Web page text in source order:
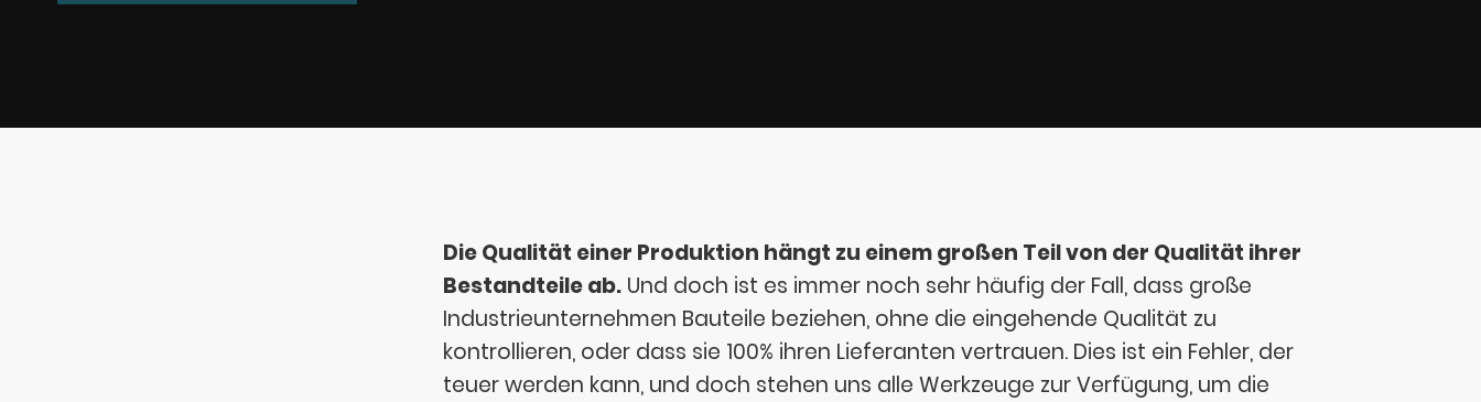
Die Qualität einer Produktion hängt zu einem großen Teil von der Qualität ihrer
Bestandteile ab. Und doch ist es immer noch sehr häufig der Fall, dass große
Industrieunternehmen Bauteile beziehen, ohne die eingehende Qualität zu
kontrollieren, oder dass sie 100% ihren Lieferanten vertrauen. Dies ist ein Fehler, der
teuer werden kann, und doch stehen uns alle Werkzeuge zur Verfügung, um die